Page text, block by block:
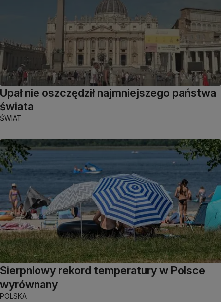
Upał nie oszczędził najmniejszego państwa
świata
ŚWIAT
Sierpniowy rekord temperatury w Polsce
wyrównany
POLSKA